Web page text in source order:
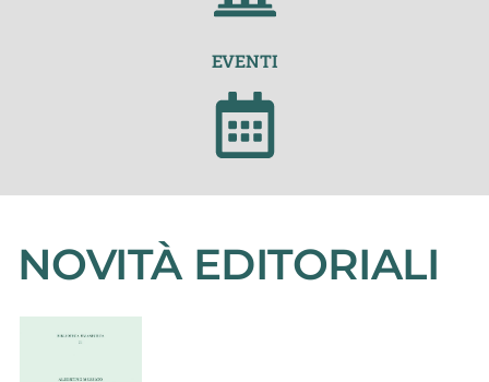
EVENTI
NOVITÀ EDITORIALI